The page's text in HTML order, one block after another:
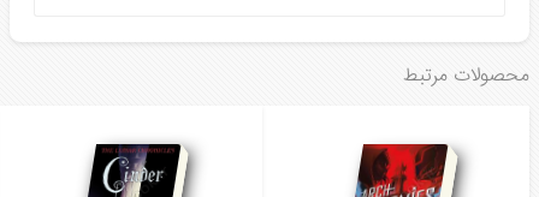
محصولات مرتبط